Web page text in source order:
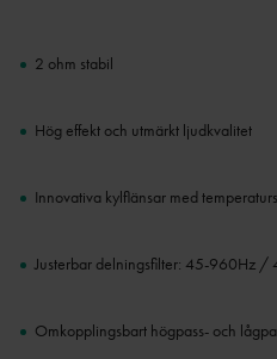
2 ohm stabil
Hög effekt och utmärkt ljudkvalitet
Innovativa kylflänsar med
Justerbar delningsfilter: 45-960Hz
Omkopplingsbart högpass- och